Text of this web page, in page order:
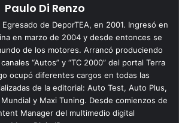
Paulo Di Renzo
de DeporTEA, en 2001. Ingresó en
en marzo de 2004 y desde entonces se
de los motores. Arrancó produciendo
“Autos” y “TC 2000” del portal Terra
ocupó diferentes cargos en todas las
de la editorial: Auto Test, Auto Plus,
y Maxi Tuning. Desde comienzos de
Manager del multimedio digital